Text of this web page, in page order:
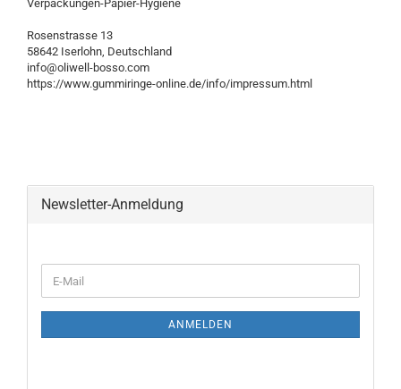
Verpackungen-Papier-Hygiene
Rosenstrasse 13
58642 Iserlohn, Deutschland
info@oliwell-bosso.com
https://www.gummiringe-online.de/info/impressum.html
Newsletter-Anmeldung
ZUR
E-
Mail
ANMELDEN